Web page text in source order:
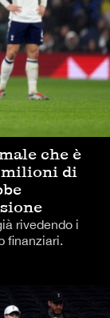
che è
milioni di
rivedendo i
finanziari.